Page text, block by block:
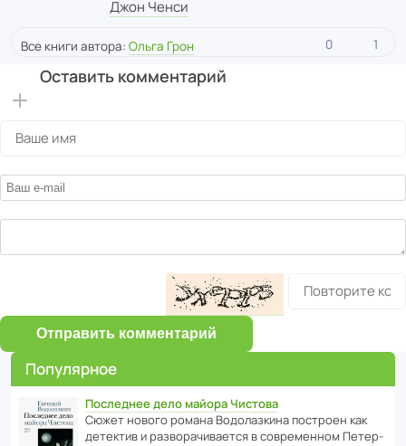
Джон Ченси
Все книги автора: Ольга Грон 0 1
Оставить комментарий
Отправить комментарий
Популярное
Последнее дело майора Чистова
Сюжет нового романа Водо­ла­з­кина пост­роен как
дете­ктив и разво­ра­чи­ва­ется в совре­менном Пете­р­